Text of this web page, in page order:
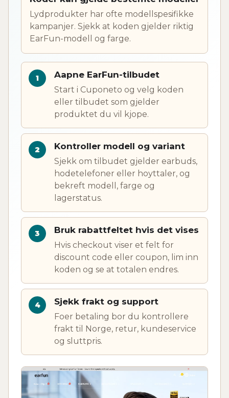
Lydprodukter har ofte modellspesifikke
kampanjer. Sjekk at koden gjelder riktig
EarFun-modell og farge.
Aapne EarFun-tilbudet
Start i Cuponeto og velg koden
eller tilbudet som gjelder
produktet du vil kjope.
Kontroller modell og variant
Sjekk om tilbudet gjelder earbuds,
hodetelefoner eller hoyttaler, og
bekreft modell, farge og
lagerstatus.
Bruk rabattfeltet hvis det vises
Hvis checkout viser et felt for
discount code eller coupon, lim inn
koden og se at totalen endres.
Sjekk frakt og support
Foer betaling bor du kontrollere
frakt til Norge, retur, kundeservice
og sluttpris.